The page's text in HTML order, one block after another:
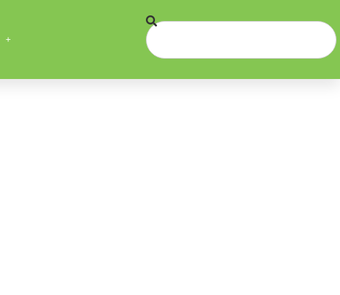
+